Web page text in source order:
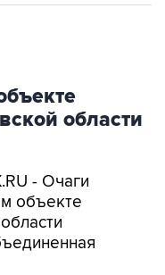
области
- Очаги
объекте